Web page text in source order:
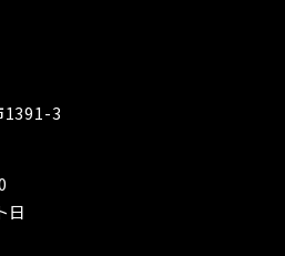
1391-3
日